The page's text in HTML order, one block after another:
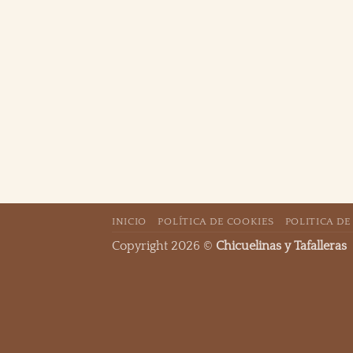
INICIO POLÍTICA DE COOKIES POLITICA
Copyright 2026 © Chicuelinas y Tafalleras